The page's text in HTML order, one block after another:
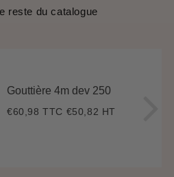
reste du catalogue
Gouttière 4m dev 250
Prix
€60,98 TTC €60,98
€50,82 HT